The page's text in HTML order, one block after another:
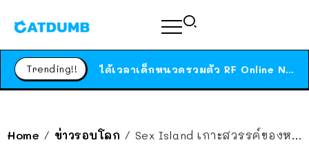
Trending!! ได้เวลาเด็กหนวดรวมตัว RF Online Next เปิดให้เล่นแล้ว เกม Sci-Fi MMORPG ระดับตำนาน เล่นได้ทั้งมือถือและ PC
Home / ข่าวรอบโลก / Sex Island เกาะสวรรค์ของหนุ่มๆ ปาร์ตี้เซ็กส์-ยาไม่อั้น สาวแซ่บ 100 คน มีตั๋วแค่ 50 ใบเท่านั้น